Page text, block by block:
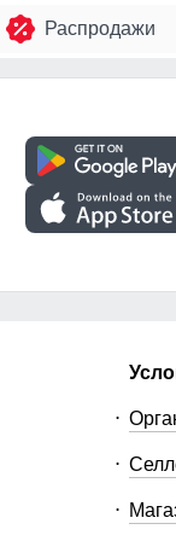
Распродажи